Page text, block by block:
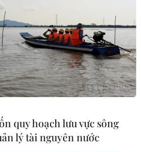
quy hoạch lưu vực sông
lý tài nguyên nước